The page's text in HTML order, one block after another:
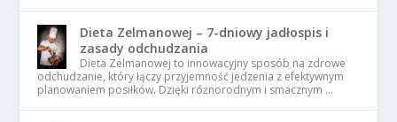
Dieta Zelmanowej – 7-dniowy jadłospis i
zasady odchudzania
Dieta Zelmanowej to innowacyjny sposób na zdrowe
odchudzanie, który łączy przyjemność jedzenia z efektywnym
planowaniem posiłków. Dzięki różnorodnym i smacznym …